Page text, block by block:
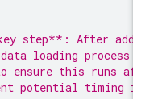
step**: After
data loading process
to ensure this runs
potential timing